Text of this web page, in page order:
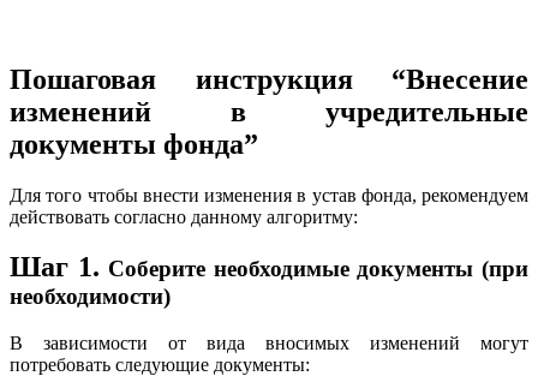
Пошаговая инструкция “Внесение
изменений в учредительные
документы фонда”
Для того чтобы внести изменения в устав фонда, рекомендуем
действовать согласно данному алгоритму:
Шаг 1. Соберите необходимые документы (при
необходимости)
В зависимости от вида вносимых изменений могут
потребовать следующие документы: